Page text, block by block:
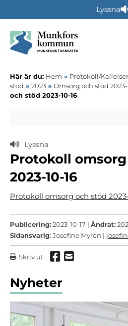
Lyssna
Här är du: Hem » Protokoll/Kallelser
stöd » 2023 » Omsorg och stöd 2023-
och stöd 2023-10-16
Lyssna
Protokoll
2023-10-16
Protokoll omsorg och stöd
Publicering:2023-10-17 | Ändrat:
Sidansvarig: Josefine Myrén |
Skriv ut Dela via
Dela via
Nyheter